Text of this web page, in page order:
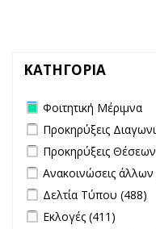
ΚΑΤΗΓΟΡΙΑ
Remove Φοιτητική
Φοιτητική Μέριμνα
Apply Προκηρύξεις
Προκηρύξεις
Apply Προκηρύξεις
Προκηρύξεις
Apply Ανακοινώσεις
Ανακοινώσεις
Apply Δελτία Τύπου
Δελτία Τύπου (488)
Apply Εκλογές filter
Εκλογές (411)